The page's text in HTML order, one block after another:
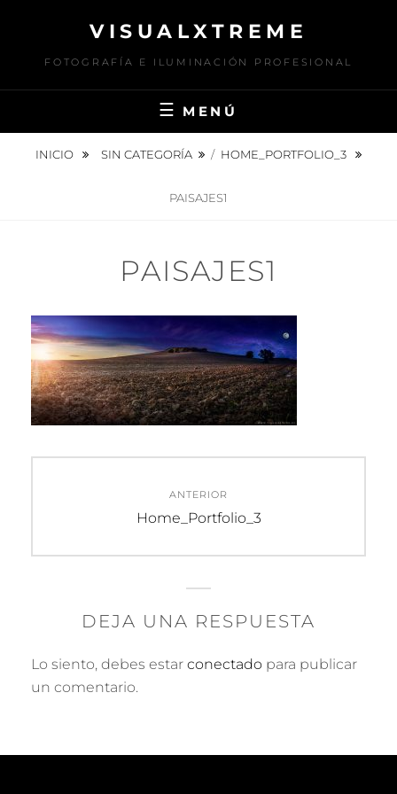
contenido
VISUALXTREME
FOTOGRAFÍA E ILUMINACIÓN PROFESIONAL
MENÚ
INICIO SIN CATEGORÍA / HOME_PORTFOLIO_3
PAISAJES1
PAISAJES1
entradas
ANTERIOR
Entrada
Home_Portfolio_3
DEJA UNA RESPUESTA
Lo siento, debes estar conectado para publicar
un comentario.